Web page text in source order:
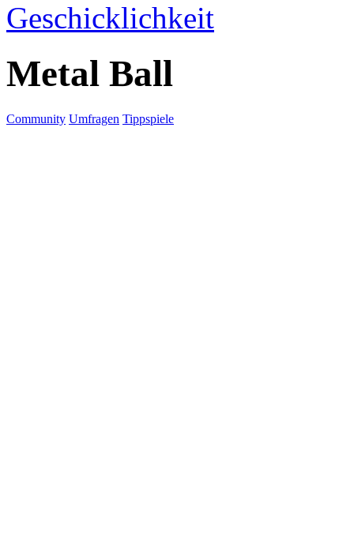
Geschicklichkeit
Metal Ball
Community Umfragen Tippspiele